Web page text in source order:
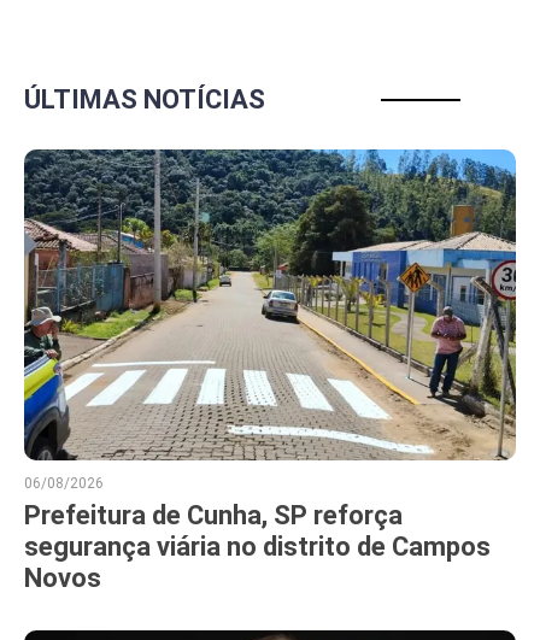
ÚLTIMAS NOTÍCIAS
06/08/2026
Prefeitura de Cunha, SP reforça
segurança viária no distrito de Campos
Novos